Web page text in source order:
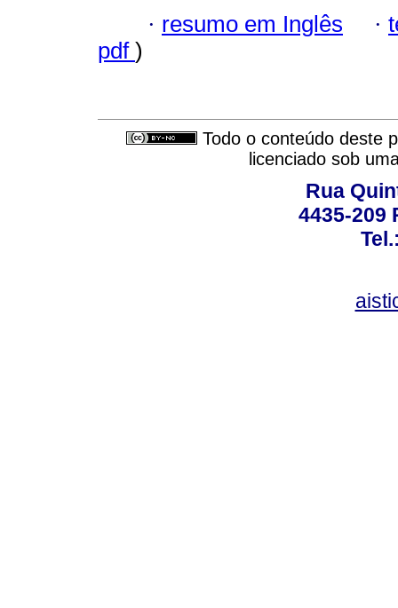
· resumo em Inglês ·
pdf )
Todo o conteúdo deste
licenciado sob
Rua
4435-209